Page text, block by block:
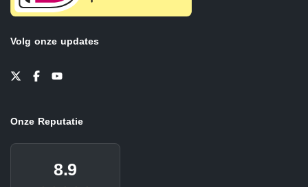
Volg onze updates
Onze Reputatie
8.9